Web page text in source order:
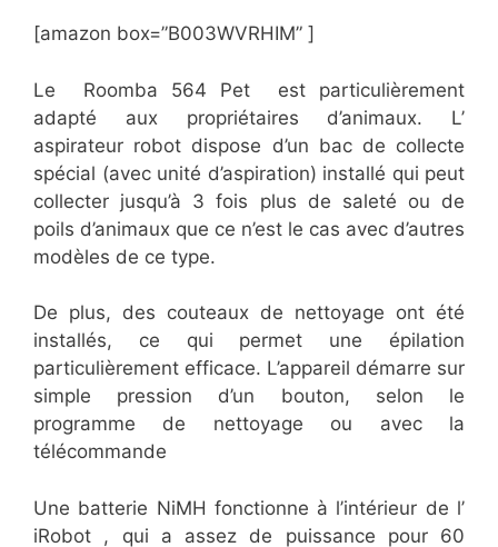
[amazon box=”B003WVRHIM” ]
Le Roomba 564 Pet est particulièrement
adapté aux propriétaires d’animaux. L’
aspirateur robot dispose d’un bac de collecte
spécial (avec unité d’aspiration) installé qui peut
collecter jusqu’à 3 fois plus de saleté ou de
poils d’animaux que ce n’est le cas avec d’autres
modèles de ce type.
De plus, des couteaux de nettoyage ont été
installés, ce qui permet une épilation
particulièrement efficace. L’appareil démarre sur
simple pression d’un bouton, selon le
programme de nettoyage ou avec la
télécommande
Une batterie NiMH fonctionne à l’intérieur de l’
iRobot , qui a assez de puissance pour 60